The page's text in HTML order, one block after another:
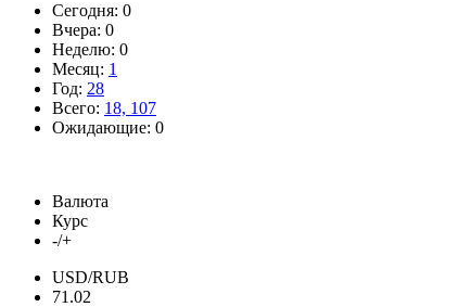
Сегодня: 0
Вчера: 0
Неделю: 0
Месяц: 1
Год: 28
Всего: 18, 107
Ожидающие: 0
Валюта
Курс
-/+
USD/RUB
71.02